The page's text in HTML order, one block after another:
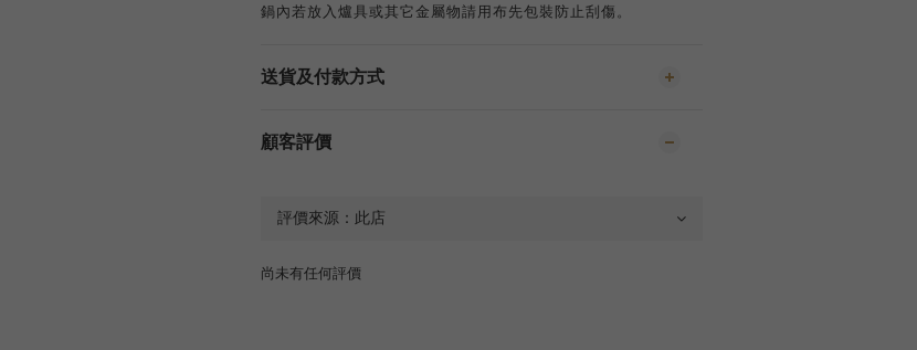
鍋內若放入爐具或其它金屬物請用布先包裝防止刮傷。
送貨及付款方式
顧客評價
尚未有任何評價